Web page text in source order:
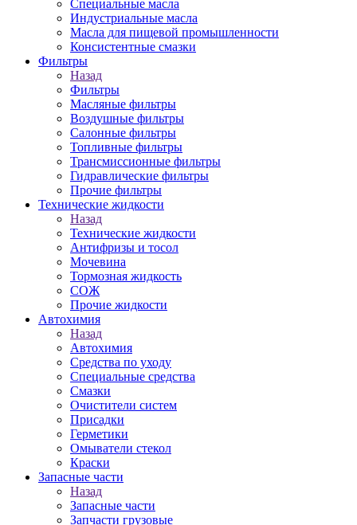
Специальные масла
Индустриальные масла
Масла для пищевой промышленности
Консистентные смазки
Фильтры
Назад
Фильтры
Масляные фильтры
Воздушные фильтры
Салонные фильтры
Топливные фильтры
Трансмиссионные фильтры
Гидравлические фильтры
Прочие фильтры
Технические жидкости
Назад
Технические жидкости
Антифризы и тосол
Мочевина
Тормозная жидкость
СОЖ
Прочие жидкости
Автохимия
Назад
Автохимия
Средства по уходу
Специальные средства
Смазки
Очистители систем
Присадки
Герметики
Омыватели стекол
Краски
Запасные части
Назад
Запасные части
Запчасти грузовые